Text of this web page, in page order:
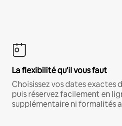
La flexibilité qu'il vous faut
Choisissez vos dates exactes
puis réservez facilement en
supplémentaire ni formalités